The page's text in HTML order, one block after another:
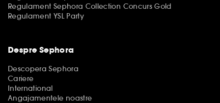
Regulament Sephora Collection Concurs Gold
Regulament YSL Party
Despre Sephora
Descopera Sephora
Cariere
International
Angajamentele noastre